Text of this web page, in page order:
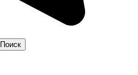
Поиск